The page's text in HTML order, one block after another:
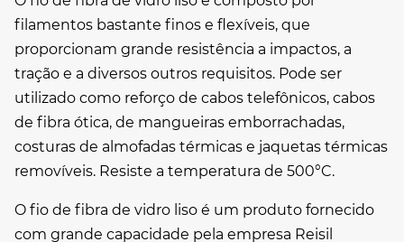
filamentos bastante finos e flexíveis, que
proporcionam grande resistência a impactos, a
tração e a diversos outros requisitos. Pode ser
utilizado como reforço de cabos telefônicos, cabos
de fibra ótica, de mangueiras emborrachadas,
costuras de almofadas térmicas e jaquetas térmicas
removíveis. Resiste a temperatura de 500°C.
O fio de fibra de vidro liso é um produto fornecido
com grande capacidade pela empresa Reisil